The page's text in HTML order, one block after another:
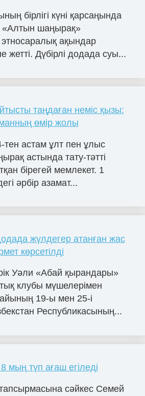
бірлігі күні қарсаңында
«Алтын шаңырақ»
ақындар
жетті. Дүбірлі додада суы...
таңдаған неміс қызы:
өмір жолы
тен астам ұлт пен ұлыс
астында тату-тәтті
бірегей мемлекет. 1
әрбір азамат...
жүлдегер атанған жас
көрсетілді
Уәли «Абай қырандары»
клубы мүшелерімен
айының 19-ы мен 25-і
Республикасының...
түп ағаш егіледі
тапсырмасына сәйкес Семей